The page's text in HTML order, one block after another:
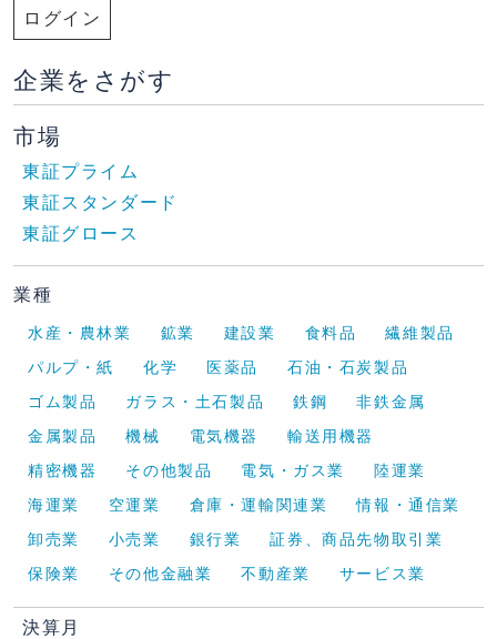
ログイン
企業をさがす
市場
東証プライム
東証スタンダード
東証グロース
業種
水産・農林業 鉱業 建設業 食料品
繊維製品
パルプ・紙
化学 医薬品
石油・石炭製品
ゴム製品
ガラス・土石製品 鉄鋼
非鉄金属
金属製品
機械 電気機器
輸送用機器
精密機器
その他製品 電気・ガス業
陸運業
海運業
空運業 倉庫・運輸関連業
情報・通信業
卸売業
小売業 銀行業
証券、商品先物取引業
保険業
その他金融業 不動産業 サービス業
決算月